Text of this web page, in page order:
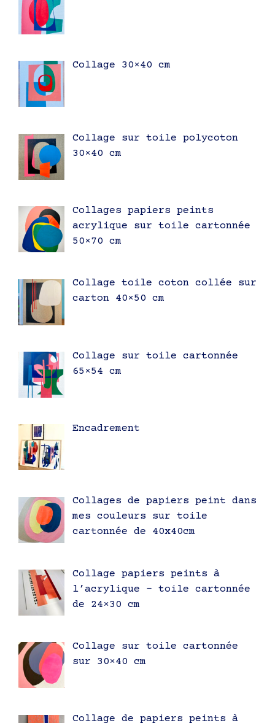
Collage 30×40 cm
Collage sur toile polycoton
30×40 cm
Collages papiers peints
acrylique sur toile cartonnée
50×70 cm
Collage toile coton collée sur
carton 40×50 cm
Collage sur toile cartonnée
65×54 cm
Encadrement
Collages de papiers peint dans
mes couleurs sur toile
cartonnée de 40x40cm
Collage papiers peints à
l’acrylique – toile cartonnée
de 24×30 cm
Collage sur toile cartonnée
sur 30×40 cm
Collage de papiers peints à